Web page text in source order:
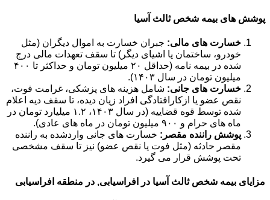
پوشش های بیمه شخص ثالث آسیا
خسارت های مالی: جبران خسارت به اموال دیگران (مثل
خودرو، ساختمان یا اشیای دیگر) تا سقف تعهدات مالی درج
شده در بیمه نامه (حداقل ۲۰ میلیون تومان و حداکثر تا ۴۰۰
میلیون تومان در سال ۱۴۰۳).
خسارت های جانی: شامل هزینه های پزشکی، غرامت فوت،
نقص عضو یا ازکارافتادگی افراد زیان دیده، تا سقف دیه اعلام
شده توسط قوه قضاییه (در سال ۱۴۰۳، ۱.۲ میلیارد تومان در
ماه های حرام و ۹۰۰ میلیون تومان در ماه های عادی).
پوشش راننده مقصر: خسارت های جانی واردشده به راننده
مقصر حادثه (مثل فوت یا نقص عضو) نیز تا سقف مشخصی
تحت پوشش قرار می گیرد.
مزایای بیمه شخص ثالث آسیا در افراسیابی, در منطقه افراسیابی